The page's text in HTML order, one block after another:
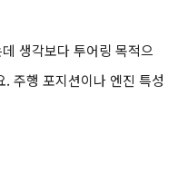
생각보다 투어링 목적으
주행 포지션이나 엔진 특성